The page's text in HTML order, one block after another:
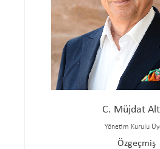
C. Müjdat
Yönetim Kurulu
Özgeçmiş